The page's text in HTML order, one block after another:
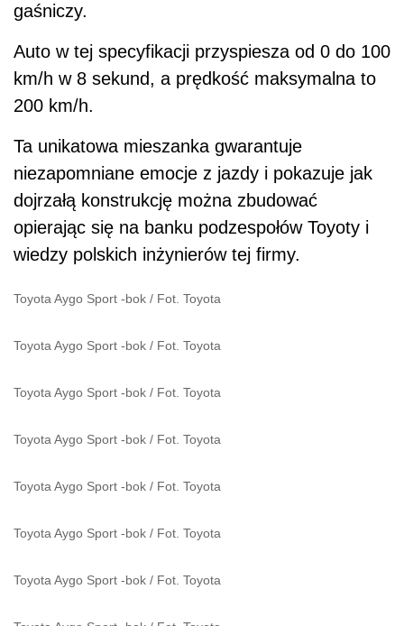
gaśniczy.
Auto w tej specyfikacji przyspiesza od 0 do 100
km/h w 8 sekund, a prędkość maksymalna to
200 km/h.
Ta unikatowa mieszanka gwarantuje
niezapomniane emocje z jazdy i pokazuje jak
dojrzałą konstrukcję można zbudować
opierając się na banku podzespołów Toyoty i
wiedzy polskich inżynierów tej firmy.
Toyota Aygo Sport -bok / Fot. Toyota
Toyota Aygo Sport -bok / Fot. Toyota
Toyota Aygo Sport -bok / Fot. Toyota
Toyota Aygo Sport -bok / Fot. Toyota
Toyota Aygo Sport -bok / Fot. Toyota
Toyota Aygo Sport -bok / Fot. Toyota
Toyota Aygo Sport -bok / Fot. Toyota